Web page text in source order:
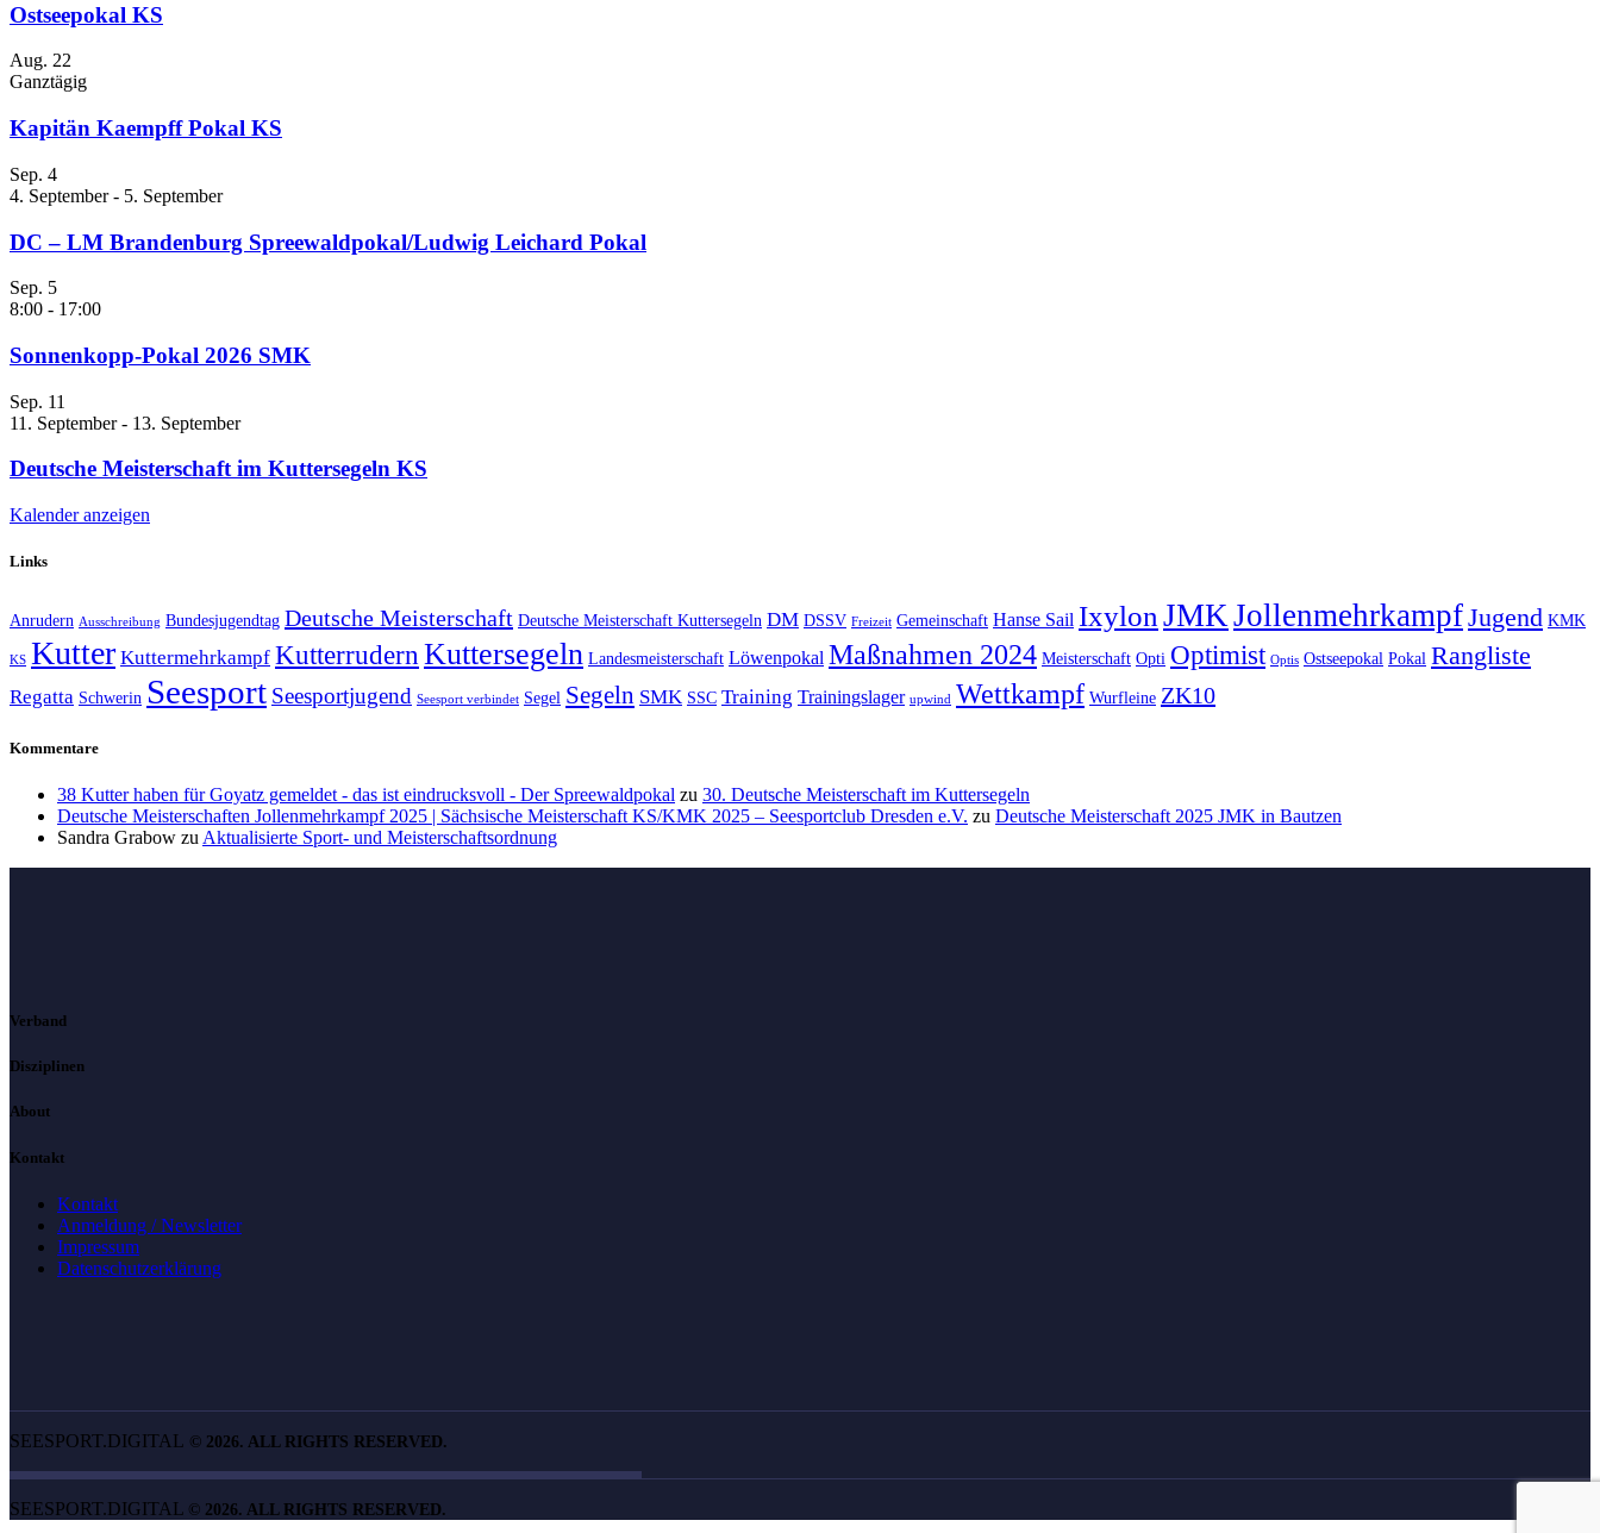
Ostseepokal KS
Aug. 22
Ganztägig
Kapitän Kaempff Pokal KS
Sep. 4
4. September- 5. September
DC – LM Brandenburg Spreewaldpokal/Ludwig Leichard Pokal
Sep. 5
8:00 - 17:00
Sonnenkopp-Pokal 2026 SMK
Sep. 11
11. September- 13. September
Deutsche Meisterschaft im Kuttersegeln KS
Kalender anzeigen
Links
Anrudern Ausschreibung Bundesjugendtag Deutsche Meisterschaft Deutsche Meisterschaft Kuttersegeln DM DSSV Freizeit Gemeinschaft Hanse Sail IxylonJMKJollenmehrkampfJugend KMK
KS Kutter Kuttermehrkampf Kutterrudern Kuttersegeln Landesmeisterschaft Löwenpokal Maßnahmen 2024 Meisterschaft Opti Optimist Optis Ostseepokal Pokal Rangliste
Regatta Schwerin Seesport Seesportjugend Seesport verbindet Segel Segeln SMK SSC Training Trainingslager upwind Wettkampf Wurfleine ZK10
Kommentare
38 Kutter haben für Goyatz gemeldet - das ist eindrucksvoll - Der Spreewaldpokal zu 30. Deutsche Meisterschaft im Kuttersegeln
Deutsche Meisterschaften Jollenmehrkampf 2025 | Sächsische Meisterschaft KS/KMK 2025 – Seesportclub Dresden e.V. zu Deutsche Meisterschaft 2025 JMK in Bautzen
Sandra Grabow zu Aktualisierte Sport- und Meisterschaftsordnung
Verband
Disziplinen
About
Kontakt
Kontakt
Anmeldung / Newsletter
Impressum
Datenschutzerklärung
SEESPORT.DIGITAL © 2026. ALL RIGHTS RESERVED.
SEESPORT.DIGITAL © 2026. ALL RIGHTS RESERVED.